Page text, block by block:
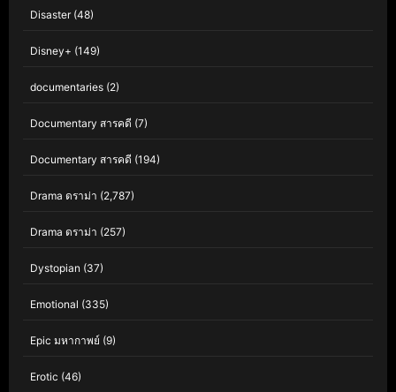
Disaster(48)
Disney+ (149)
documentaries (2)
Documentary สารคดี (7)
Documentary สารคดี (194)
Drama ดราม่า (2,787)
Drama ดราม่า (257)
Dystopian (37)
Emotional (335)
Epic มหากาพย์ (9)
Erotic (46)